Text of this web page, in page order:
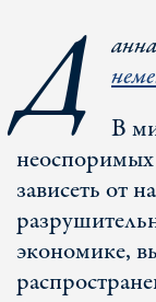
Д
В
неоспоримых
зависеть от
экономике,